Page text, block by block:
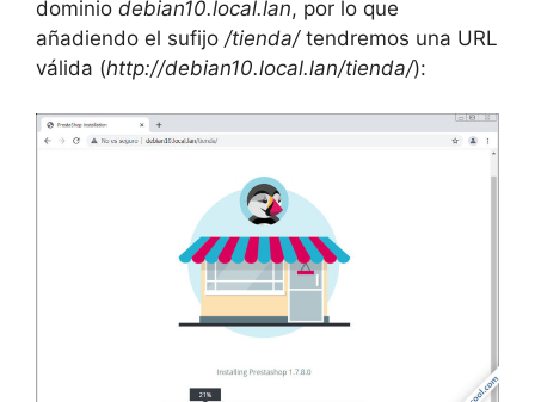
dominio debian10.local.lan, por lo que
añadiendo el sufijo /tienda/tendremos una URL
válida (http://debian10.local.lan/tienda/):